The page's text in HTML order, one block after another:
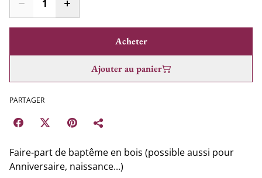
Acheter
Ajouter au panier
PARTAGER
Faire-part de baptême en bois (possible aussi pour
Anniversaire, naissance...)